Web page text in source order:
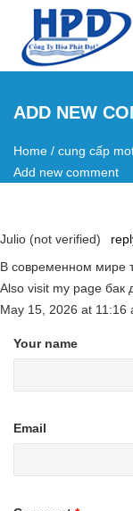
Skip to main content
ADD NEW
You are
Home / cung cấp
Add new comment
Julio (not verified)
В современном мире
Also visit my page бак
May 15, 2026 at 11:16
Your name
Email